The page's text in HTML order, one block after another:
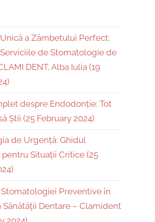
a Zâmbetului Perfect:
de Stomatologie de
DENT, Alba Iulia (19
despre Endodonție: Tot
Știi (25 February 2024)
de Urgență: Ghidul
Situații Critice (25
Preventive în
Sănătății Dentare – Clamident